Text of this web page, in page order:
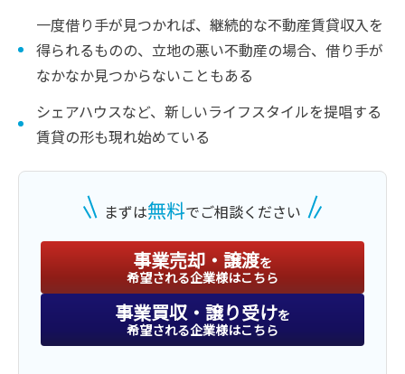
一度借り手が見つかれば、継続的な不動産賃貸収入を
得られるものの、立地の悪い不動産の場合、借り手が
なかなか見つからないこともある
シェアハウスなど、新しいライフスタイルを提唱する
賃貸の形も現れ始めている
まずは無料でご相談ください
事業売却・譲渡を
希望される企業様はこちら
事業買収・譲り受けを
希望される企業様はこちら